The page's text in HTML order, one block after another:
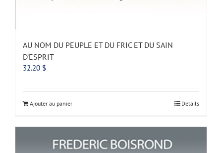
AU NOM DU PEUPLE ET DU FRIC ET DU SAIN
D’ESPRIT
32.20 $
Ajouter au panier Details